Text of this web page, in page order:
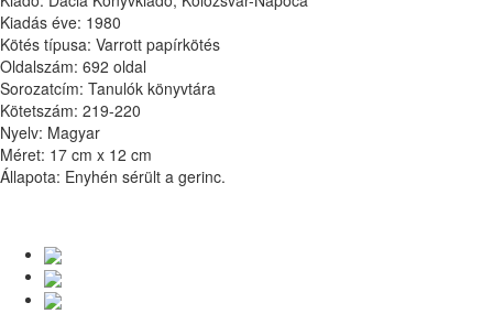
Kiadás éve: 1980
Kötés típusa: Varrott papírkötés
Oldalszám: 692 oldal
Sorozatcím: Tanulók könyvtára
Kötetszám: 219-220
Nyelv: Magyar
Méret: 17 cm x 12 cm
Állapota: Enyhén sérült a gerinc.